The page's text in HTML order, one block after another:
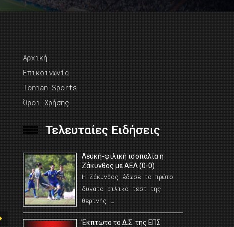
Αρχική
Επικοινωνία
Ionian Sports
Όροι Χρήσης
Τελευταίες Ειδήσεις
Λευκή-φιλική ισοπαλία η
Ζάκυνθος με ΑΕΛ (0-0)
Η Ζάκυνθος έδωσε το πρώτο
δυνατό φιλικό τεστ της
θερινής …
Έκπτωτο το Δ.Σ. της ΕΠΣ